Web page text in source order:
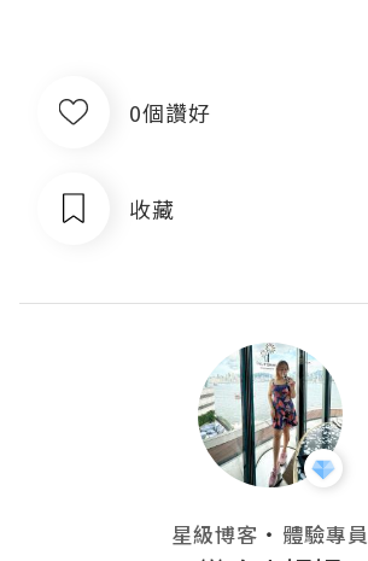
0個讚好
收藏
星級博客 ・ 體驗專員